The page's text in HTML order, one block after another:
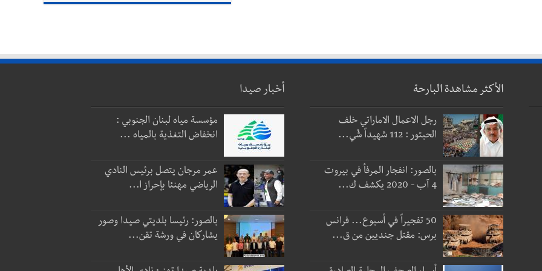
الأكثر مشاهدة البارحة
رجل الاعمال الاماراتي خلف
الحبتور : 112 شهيداً شُي...
بالصور: انفجار المرفأ في بيروت
4 آب - 2020 يكشف ك...
50 تفجيراً في أسبوع... فرانس
برس: مقتل جنديين من ق...
أخبار صيدا
مؤسسة مياه لبنان الجنوبي :
انخفاض التغذية بالمياه ...
عمر مرجان يتصل برئيس النادي
الرياضي مهنئا بإحراز ا...
بالصور: رئيسا بلديتي صيدا وصور
يشاركان في ورشة تقن...